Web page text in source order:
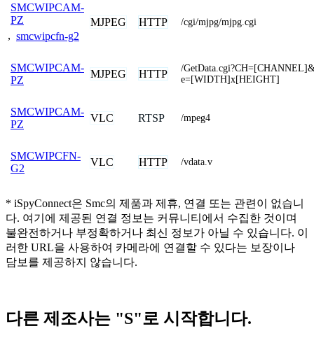
SMCWIPCAM-
PZ
, smcwipcfn-g2
MJPEG HTTP /cgi/mjpg/mjpg.cgi
SMCWIPCAM-
PZ
MJPEG HTTP
/
e=[WIDTH]x[HEIGHT]
SMCWIPCAM-
PZ
VLC RTSP /mpeg4
SMCWIPCFN-
G2
VLC HTTP /vdata.v
* iSpyConnect은 Smc의 제품과 제휴, 연결 또는 관련이 없습니
다. 여기에 제공된 연결 정보는 커뮤니티에서 수집한 것이며
불완전하거나 부정확하거나 최신 정보가 아닐 수 있습니다. 이
러한 URL을 사용하여 카메라에 연결할 수 있다는 보장이나
담보를 제공하지 않습니다.
다른 제조사는 "S"로 시작합니다.